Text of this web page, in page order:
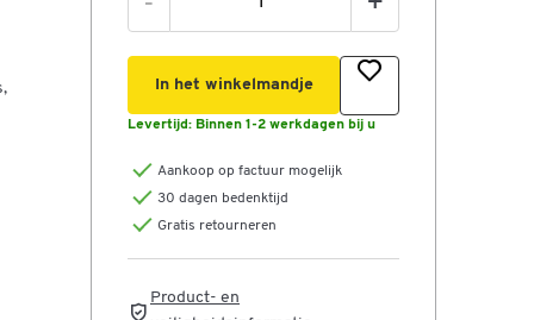
In het winkelmandje
Levertijd: Binnen 1-2 werkdagen bij u
Aankoop op factuur mogelijk
30 dagen bedenktijd
Gratis retourneren
Product- en